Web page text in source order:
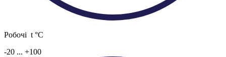
Робочі t °C
-20 ... +100